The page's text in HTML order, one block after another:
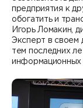
предприятия к
обогатить и
Игорь Ломакин,
Эксперт в своем
тем последних
информационных